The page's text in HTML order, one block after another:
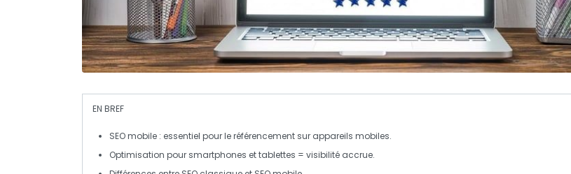
EN BREF
SEO mobile : essentiel pour le référencement sur appareils mobiles.
Optimisation pour smartphones et tablettes = visibilité accrue.